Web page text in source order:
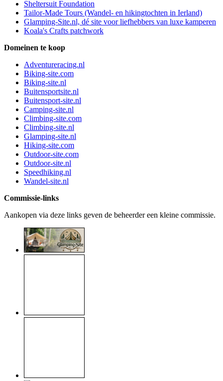
Sheltersuit Foundation
Tailor-Made Tours (Wandel- en hikingtochten in Ierland)
Glamping-Site.nl, dé site voor liefhebbers van luxe kamperen
Koala's Crafts patchwork
Domeinen te koop
Adventureracing.nl
Biking-site.com
Biking-site.nl
Buitensportsite.nl
Buitensport-site.nl
Camping-site.nl
Climbing-site.com
Climbing-site.nl
Glamping-site.nl
Hiking-site.com
Outdoor-site.com
Outdoor-site.nl
Speedhiking.nl
Wandel-site.nl
Commissie-links
Aankopen via deze links geven de beheerder een kleine commissie.